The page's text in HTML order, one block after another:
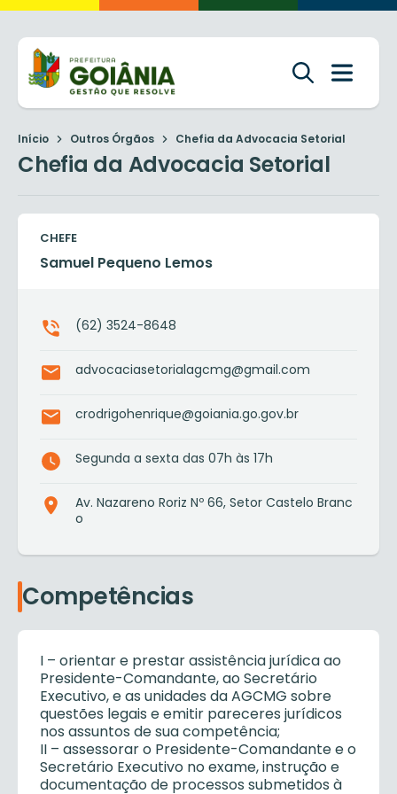
Início Outros Órgãos Chefia da Advocacia Setorial
Chefia da Advocacia Setorial
CHEFE
Samuel Pequeno Lemos
(62) 3524-8648
advocaciasetorialagcmg@gmail.com
crodrigohenrique@goiania.go.gov.br
Segunda a sexta das 07h às 17h
Av. Nazareno Roriz Nº 66, Setor Castelo Branc
o
Competências
I – orientar e prestar assistência jurídica ao
Presidente-Comandante, ao Secretário
Executivo, e as unidades da AGCMG sobre
questões legais e emitir pareceres jurídicos
nos assuntos de sua competência;
II – assessorar o Presidente-Comandante e o
Secretário Executivo no exame, instrução e
documentação de processos submetidos à